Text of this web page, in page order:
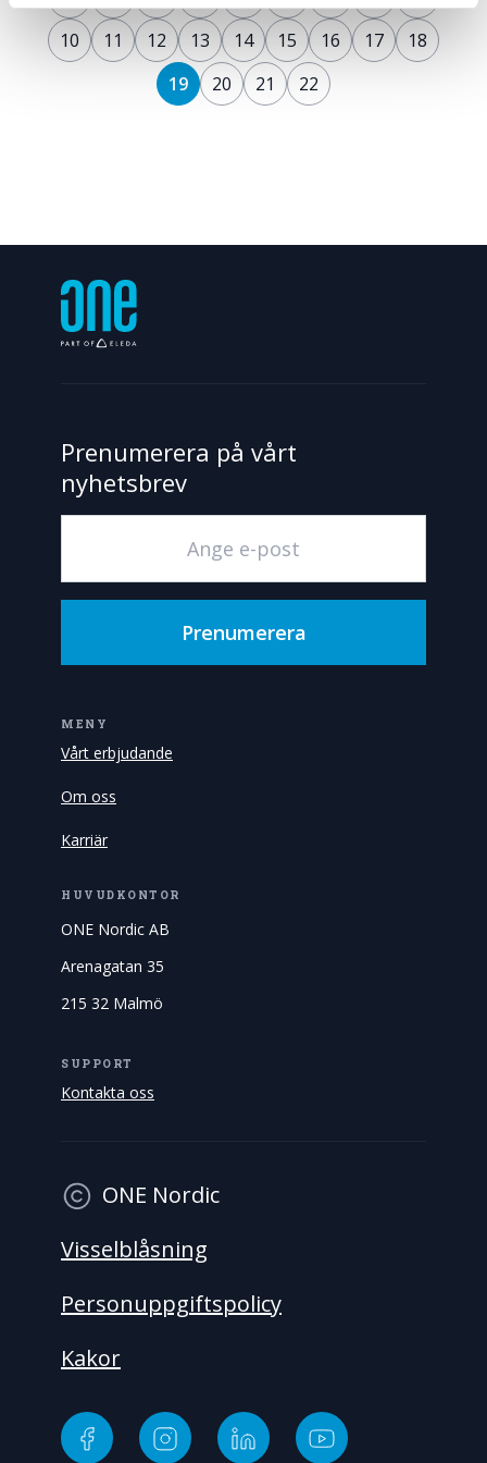
Porsi kraftstation - ett av Sveriges modernaste
vattenkraftverk.
10
11 12 13 14 15 16 17
18
19
20 21 22
Prenumerera på vårt
nyhetsbrev
Prenumerera
MENY
Vårt erbjudande
Om oss
Karriär
HUVUDKONTOR
ONE Nordic AB
Arenagatan 35
215 32 Malmö
SUPPORT
Kontakta oss
ONE Nordic
Visselblåsning
Personuppgiftspolicy
Kakor